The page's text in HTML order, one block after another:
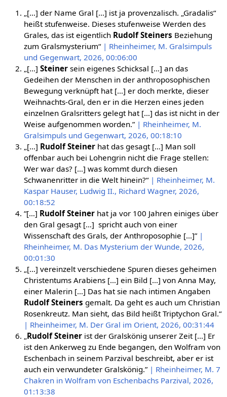
„[…] der Name Gral […] ist ja provenzalisch. „Gradalis“
heißt stufenweise. Dieses stufenweise Werden des
Grales, das ist eigentlich Rudolf Steiners Beziehung
zum Gralsmysterium“ | Rheinheimer, M. Gralsimpuls
und Gegenwart, 2026, 00:06:00
„[…] Steinersein eigenes Schicksal […] an das
Gedeihen der Menschen in der anthroposophischen
Bewegung verknüpft hat […] er doch merkte, dieser
Weihnachts-Gral, den er in die Herzen eines jeden
einzelnen Gralsritters gelegt hat […] das ist nicht in der
Weise aufgenommen worden.” | Rheinheimer, M.
Gralsimpuls und Gegenwart, 2026, 00:18:10
„[…] Rudolf Steinerhat das gesagt […] Man soll
offenbar auch bei Lohengrin nicht die Frage stellen:
Wer war das? […] was kommt durch diesen
Schwanenritter in die Welt hinein?“ | Rheinheimer, M.
Kaspar Hauser, Ludwig II., Richard Wagner, 2026,
00:18:52
“[…] Rudolf Steinerhat ja vor 100 Jahren einiges über
den Gral gesagt […] spricht auch von einer
Wissenschaft des Grals, der Anthroposophie […]” |
Rheinheimer, M. Das Mysterium der Wunde, 2026,
00:01:30
„[…] vereinzelt verschiedene Spuren dieses geheimen
Christentums Arabiens […] ein Bild […] von Anna May,
einer Malerin […] Das hat sie nach intimen Angaben
Rudolf Steiners gemalt. Da geht es auch um Christian
Rosenkreutz. Man sieht, das Bild heißt Triptychon Gral.“
| Rheinheimer, M. Der Gral im Orient, 2026, 00:31:44
Rudolf Steinerist der Gralskönig unserer Zeit […] Er
ist den Ankerweg zu Ende begangen, den Wolfram von
Eschenbach in seinem Parzival beschreibt, aber er ist
auch ein verwundeter Gralskönig.” | Rheinheimer, M. 7
Chakren in Wolfram von Eschenbachs Parzival, 2026,
01:13:38